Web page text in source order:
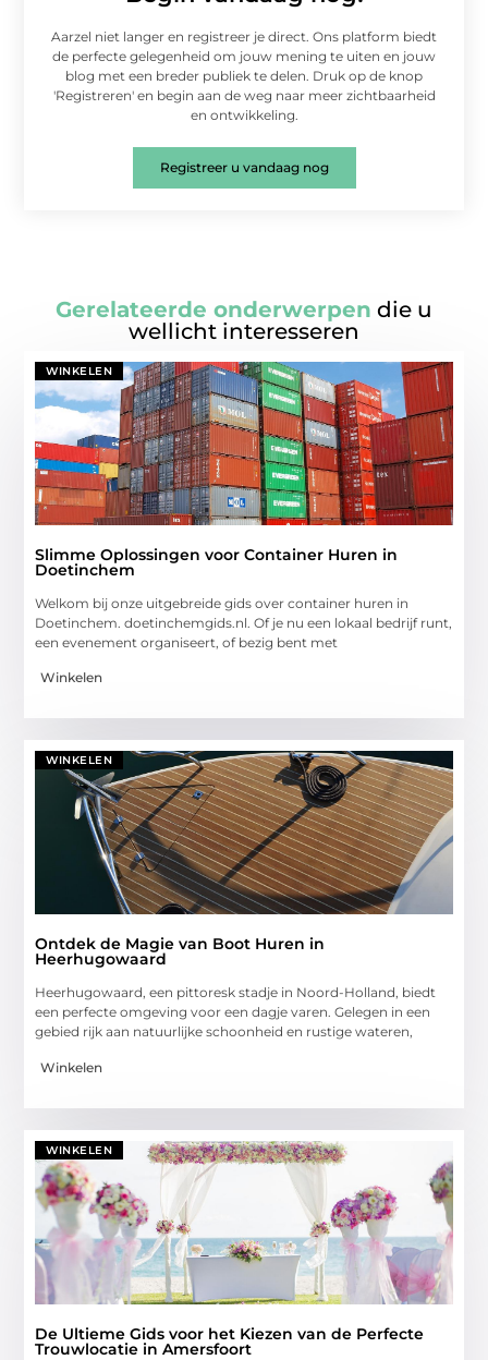
Aarzel niet langer en registreer je direct. Ons platform biedt
de perfecte gelegenheid om jouw mening te uiten en jouw
blog met een breder publiek te delen. Druk op de knop
'Registreren' en begin aan de weg naar meer zichtbaarheid
en ontwikkeling.
Registreer u vandaag nog
Gerelateerde onderwerpen die u
wellicht interesseren
WINKELEN
Slimme Oplossingen voor Container Huren in
Doetinchem
Welkom bij onze uitgebreide gids over container huren in
Doetinchem. doetinchemgids.nl. Of je nu een lokaal bedrijf runt,
een evenement organiseert, of bezig bent met
Winkelen
WINKELEN
Ontdek de Magie van Boot Huren in
Heerhugowaard
Heerhugowaard, een pittoresk stadje in Noord-Holland, biedt
een perfecte omgeving voor een dagje varen. Gelegen in een
gebied rijk aan natuurlijke schoonheid en rustige wateren,
Winkelen
WINKELEN
De Ultieme Gids voor het Kiezen van de Perfecte
Trouwlocatie in Amersfoort